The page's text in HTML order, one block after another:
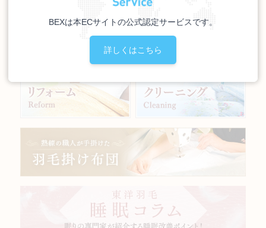
BEXは本ECサイトの公式認定サービスです。
詳しくはこちら